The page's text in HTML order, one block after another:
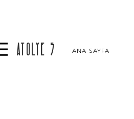
ATOLYE 5 ANA SAYFA